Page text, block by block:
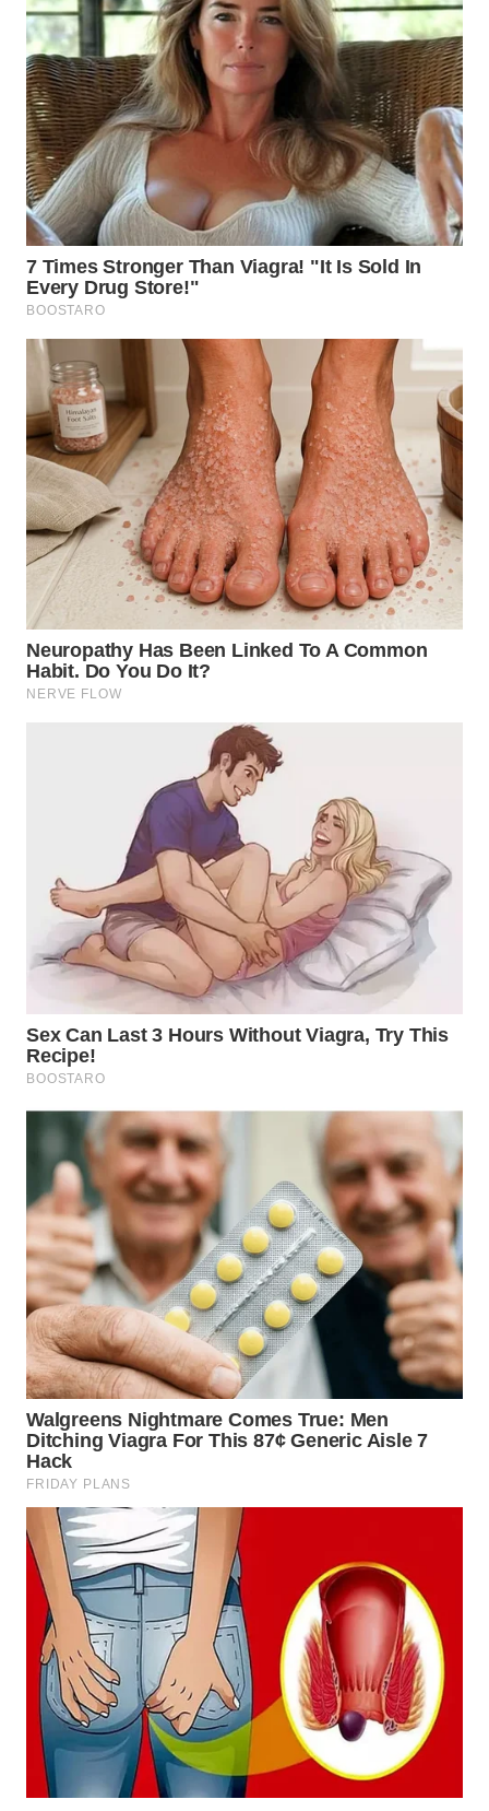
WN
DAIRI
WN
DANAU
TOBA
WN
NIAS
WN
LANGKAT
WN
TAPANULI
SELATAN
WN
TANJUNG
LESUNG
WN
KARO
WN
SIMALUNGUN
TENGAH
WN DELI
SERDANG
WN
TEBING
TINGGI
WN
PAKPAK
WN
KARAWANG
WN
BEKASI
WN
BOGOR
WN
DEPOK
WN
TAPANULI
UTARA
WN
SAMOSIR
WN
PADANG
LAWAS